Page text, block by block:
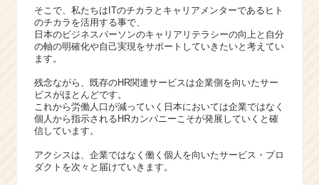
e
r
C
a
e
e
r）
そこで、私たちはITのチカラとキャリアメンターであるヒト
のチカラを活用する事で、
日本のビジネスパーソンのキャリアリテラシーの向上と自分
の軸の明確化や自己実現をサポートしていきたいと考えてい
ます。
残念ながら、既存のHR関連サービスは企業側を向いたサー
ビスがほとんどです。
これから労働人口が減っていく日本においては企業ではなく
個人から指示されるHRカンパニーこそが発展していくと確
信しています。
アクシスは、企業ではなく働く個人を向いたサービス・プロ
ダクトを次々と届けていきます。